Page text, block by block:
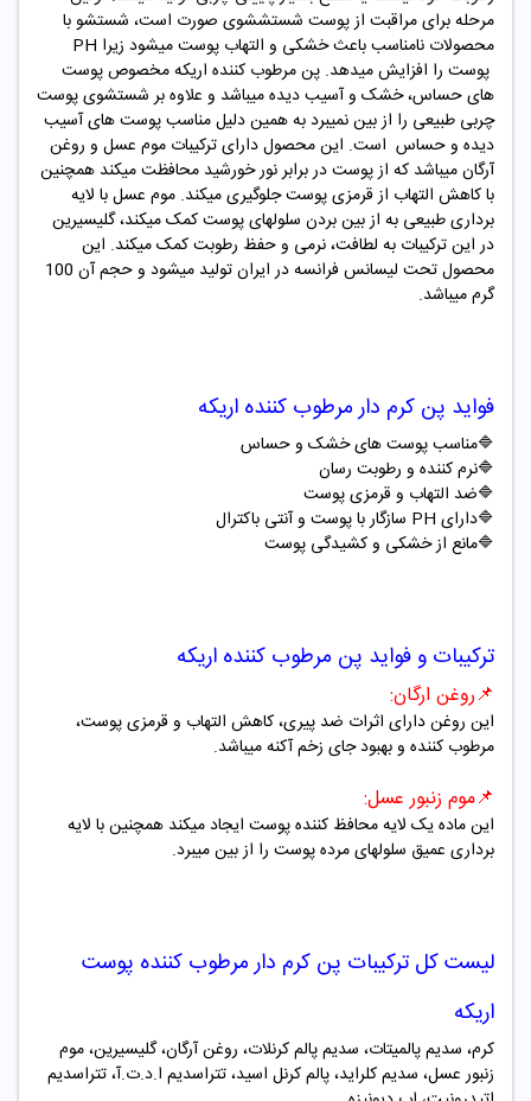
مرحله برای مراقبت از پوست شستششوی صورت است، شستشو با
محصولات نامناسب باعث خشکی و التهاب پوست میشود زیرا PH
پوست را افزایش میدهد. پن مرطوب کننده اریکه مخصوص پوست
های حساس، خشک و آسیب دیده میباشد و علاوه بر شستشوی پوست
چربی طبیعی را از بین نمیبرد به همین دلیل مناسب پوست های آسیب
دیده و حساس است. این محصول دارای ترکیبات موم عسل و روغن
آرگان میباشد که از پوست در برابر نور خورشید محافظت میکند همچنین
با کاهش التهاب از قرمزی پوست جلوگیری میکند. موم عسل با لایه
برداری طبیعی به از بین بردن سلولهای پوست کمک میکند، گلیسیرین
در این ترکیبات به لطافت، نرمی و حفظ رطوبت کمک میکند. این
محصول تحت لیسانس فرانسه در ایران تولید میشود و حجم آن 100
گرم میباشد.
فواید پن کرم دار مرطوب کننده اریکه
🔷مناسب پوست های خشک و حساس
🔷نرم کننده و رطوبت رسان
🔷ضد التهاب و قرمزی پوست
🔷دارای PH سازگار با پوست و آنتی باکترال
🔷مانع از خشکی و کشیدگی پوست
ترکیبات و فواید پن مرطوب کننده اریکه
📌روغن ارگان:
این روغن دارای اثرات ضد پیری، کاهش التهاب و قرمزی پوست،
مرطوب کننده و بهبود جای زخم آکنه میباشد.
📌موم زنبور عسل:
این ماده یک لایه محافظ کننده پوست ایجاد میکند همچنین با لایه
برداری عمیق سلولهای مرده پوست را از بین میبرد.
لیست کل ترکیبات پن کرم دار مرطوب کننده پوست
اریکه
کرم، سدیم پالمیتات، سدیم پالم کرنلات، روغن آرگان، گلیسیرین، موم
زنبور عسل، سدیم کلراید، پالم کرنل اسید، تتراسدیم ا.د.ت.آ، تتراسدیم